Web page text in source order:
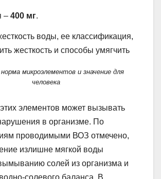
– 400 мг.
микроэлементов и значение для
человека
элементов может вызывать
в организме. По
проводимыми ВОЗ отмечено,
излишне мягкой воды
солей из организма и
солевого баланса. В